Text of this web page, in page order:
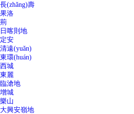
長(zhǎng)壽
果洛
荊
日喀則地
定安
清遠(yuǎn)
東環(huán)
西城
東麗
臨滄地
增城
樂山
大興安嶺地